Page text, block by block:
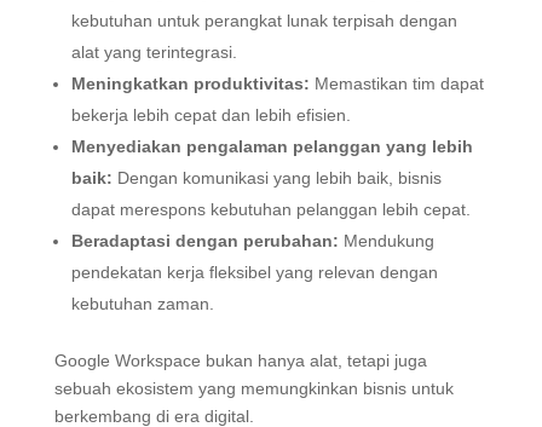
kebutuhan untuk perangkat lunak terpisah dengan
alat yang terintegrasi.
Meningkatkan produktivitas: Memastikan tim dapat
bekerja lebih cepat dan lebih efisien.
Menyediakan pengalaman pelanggan yang lebih
baik: Dengan komunikasi yang lebih baik, bisnis
dapat merespons kebutuhan pelanggan lebih cepat.
Beradaptasi dengan perubahan: Mendukung
pendekatan kerja fleksibel yang relevan dengan
kebutuhan zaman.
Google Workspace bukan hanya alat, tetapi juga
sebuah ekosistem yang memungkinkan bisnis untuk
berkembang di era digital.